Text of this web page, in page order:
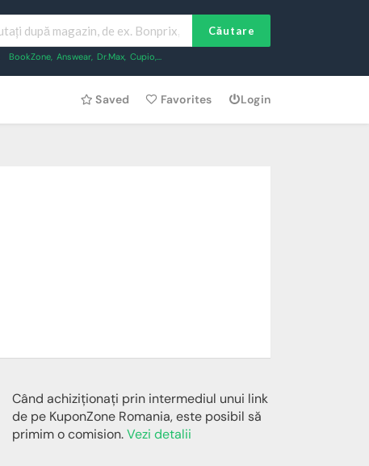
Căutare
BookZone, Answear, Dr.Max, Cupio,...
Saved Favorites Login
Când achiziționați prin intermediul unui link
de pe KuponZone Romania, este posibil să
primim o comision.Vezi detalii